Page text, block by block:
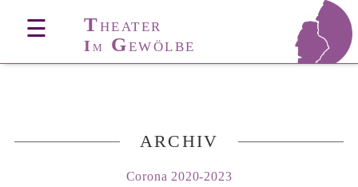
☰ THEATER
I M GEWÖLBE
ARCHIV
Corona 2020-2023